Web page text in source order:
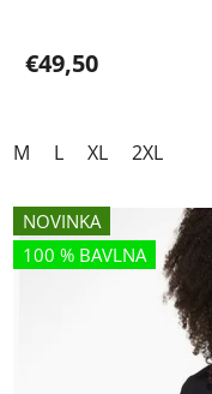
€49,50
M L XL 2XL
NOVINKA
100 % BAVLNA